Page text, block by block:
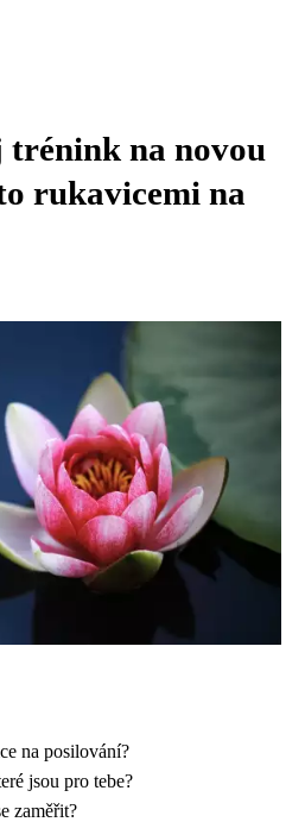
trénink na novou
rukavicemi na
na posilování?
jsou pro tebe?
zaměřit?